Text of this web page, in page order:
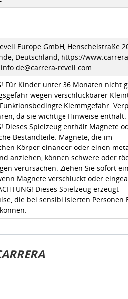
Europe GmbH, Henschelstraße
Deutschland, https://www.carrera-
revell.com
Für Kinder unter 36 Monaten nicht
wegen verschluckbarer
Klemmgefahr.
da sie wichtige Hinweise enthält.
Dieses Spielzeug enthält Magnete
Bestandteile. Magnete, die im
Körper einander oder einen
anziehen, können schwere oder
verursachen. Ziehen Sie sofort
Magnete verschluckt oder
Dieses Spielzeug erzeugt
die bei sensibilisierten Personen